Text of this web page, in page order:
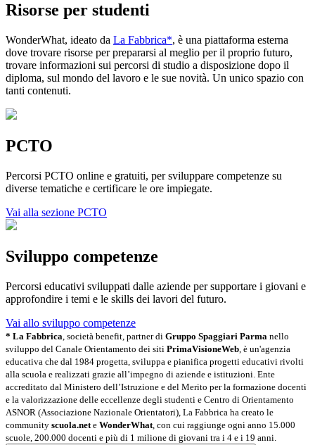
Risorse per studenti
WonderWhat, ideato da La Fabbrica*, è una piattaforma esterna
dove trovare risorse per prepararsi al meglio per il proprio futuro,
trovare informazioni sui percorsi di studio a disposizione dopo il
diploma, sul mondo del lavoro e le sue novità. Un unico spazio con
tanti contenuti.
PCTO
Percorsi PCTO online e gratuiti, per sviluppare competenze su
diverse tematiche e certificare le ore impiegate.
Vai alla sezione PCTO
Sviluppo competenze
Percorsi educativi sviluppati dalle aziende per supportare i giovani e
approfondire i temi e le skills dei lavori del futuro.
Vai allo sviluppo competenze
* La Fabbrica , società benefit, partner di Gruppo Spaggiari Parma nello
sviluppo del Canale Orientamento dei siti PrimaVisioneWeb , è un'agenzia
educativa che dal 1984 progetta, sviluppa e pianifica progetti educativi rivolti
alla scuola e realizzati grazie all’impegno di aziende e istituzioni. Ente
accreditato dal Ministero dell’Istruzione e del Merito per la formazione docenti
e la valorizzazione delle eccellenze degli studenti e Centro di Orientamento
ASNOR (Associazione Nazionale Orientatori), La Fabbrica ha creato le
community scuola.net e WonderWhat , con cui raggiunge ogni anno 15.000
scuole, 200.000 docenti e più di 1 milione di giovani tra i 4 e i 19 anni.